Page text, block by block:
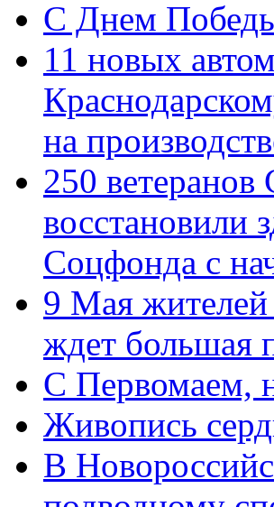
С Днем
11 новых
на
250
восстановили
Соцфонда с
9 Мая жителей
ждет большая
C Первомаем,
Живопись
В